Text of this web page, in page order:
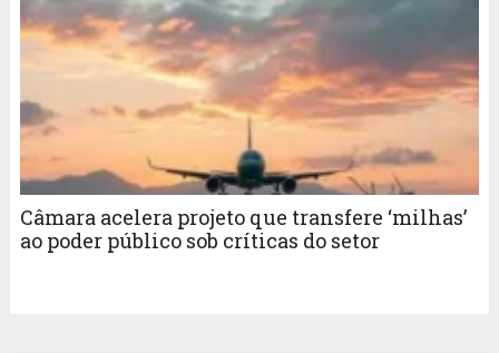
Câmara acelera projeto que transfere ‘milhas’
ao poder público sob críticas do setor